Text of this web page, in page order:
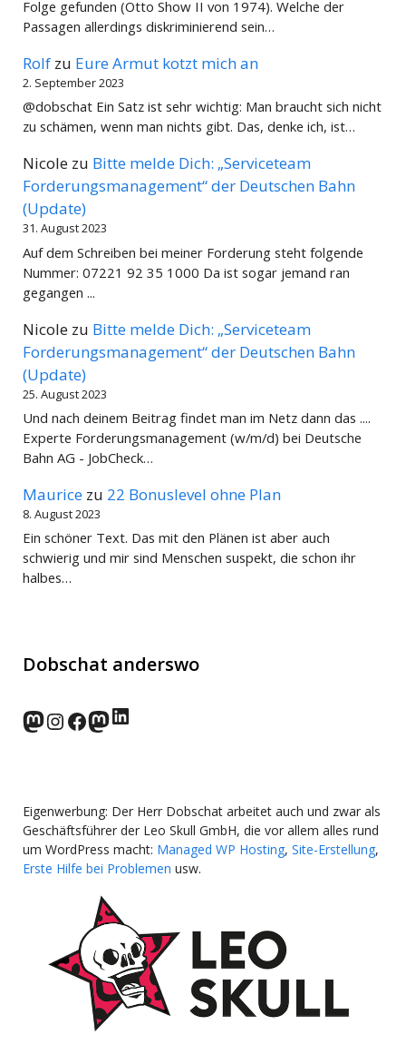
Folge gefunden (Otto Show II von 1974). Welche der
Passagen allerdings diskriminierend sein…
Rolf zu Eure Armut kotzt mich an
2. September 2023
@dobschat Ein Satz ist sehr wichtig: Man braucht sich nicht
zu schämen, wenn man nichts gibt. Das, denke ich, ist…
Nicole zu Bitte melde Dich: „Serviceteam
Forderungsmanagement“ der Deutschen Bahn
(Update)
31. August 2023
Auf dem Schreiben bei meiner Forderung steht folgende
Nummer: 07221 92 35 1000 Da ist sogar jemand ran
gegangen ...
Nicole zu Bitte melde Dich: „Serviceteam
Forderungsmanagement“ der Deutschen Bahn
(Update)
25. August 2023
Und nach deinem Beitrag findet man im Netz dann das ....
Experte Forderungsmanagement (w/m/d) bei Deutsche
Bahn AG - JobCheck…
Maurice zu 22 Bonuslevel ohne Plan
8. August 2023
Ein schöner Text. Das mit den Plänen ist aber auch
schwierig und mir sind Menschen suspekt, die schon ihr
halbes…
Dobschat anderswo
norden.social
Instagram
Facebook
wp-punks.social
LinkedIn
Eigenwerbung: Der Herr Dobschat arbeitet auch und zwar als
Geschäftsführer der Leo Skull GmbH, die vor allem alles rund
um WordPress macht: Managed WP Hosting, Site-Erstellung,
Erste Hilfe bei Problemen usw.